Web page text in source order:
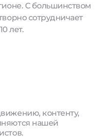
С большинством
сотрудничает
лет.
контенту,
нашей